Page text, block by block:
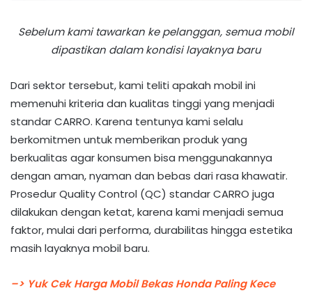
Sebelum kami tawarkan ke pelanggan, semua mobil
dipastikan dalam kondisi layaknya baru
Dari sektor tersebut, kami teliti apakah mobil ini
memenuhi kriteria dan kualitas tinggi yang menjadi
standar CARRO. Karena tentunya kami selalu
berkomitmen untuk memberikan produk yang
berkualitas agar konsumen bisa menggunakannya
dengan aman, nyaman dan bebas dari rasa khawatir.
Prosedur Quality Control (QC) standar CARRO juga
dilakukan dengan ketat, karena kami menjadi semua
faktor, mulai dari performa, durabilitas hingga estetika
masih layaknya mobil baru.
–> Yuk Cek Harga Mobil Bekas Honda Paling Kece